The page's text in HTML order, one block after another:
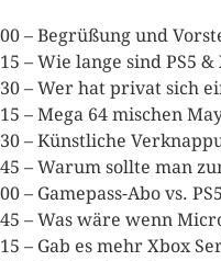
– Begrüßung und
– Wie lange sind PS5 &
– Wer hat privat sich
– Mega 64 mischen
– Künstliche
– Warum sollte man
– Gamepass-Abo vs.
– Was wäre wenn
– Gab es mehr Xbox